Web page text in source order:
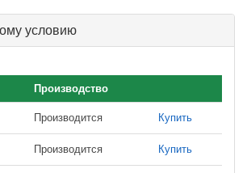
условию
Производство
Производится Купить
Производится Купить